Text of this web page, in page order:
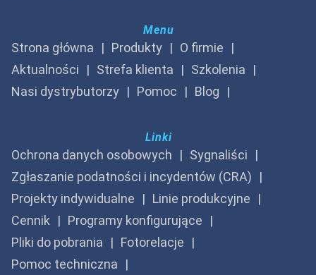
Menu
Strona główna Produkty
O firmie
Aktualności
Strefa klienta
Szkolenia
Nasi dystrybutorzy
Pomoc Blog
Linki
Ochrona danych osobowych
Sygnaliści
Zgłaszanie podatności i incydentów (CRA)
Projekty indywidualne
Linie produkcyjne
Cennik
Programy konfigurujące
Pliki do pobrania
Fotorelacje
Pomoc techniczna